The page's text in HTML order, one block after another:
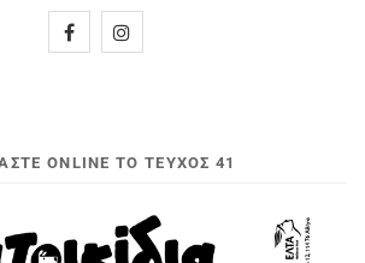
ONLINE ΤΟ ΤΕΎΧΟΣ 41